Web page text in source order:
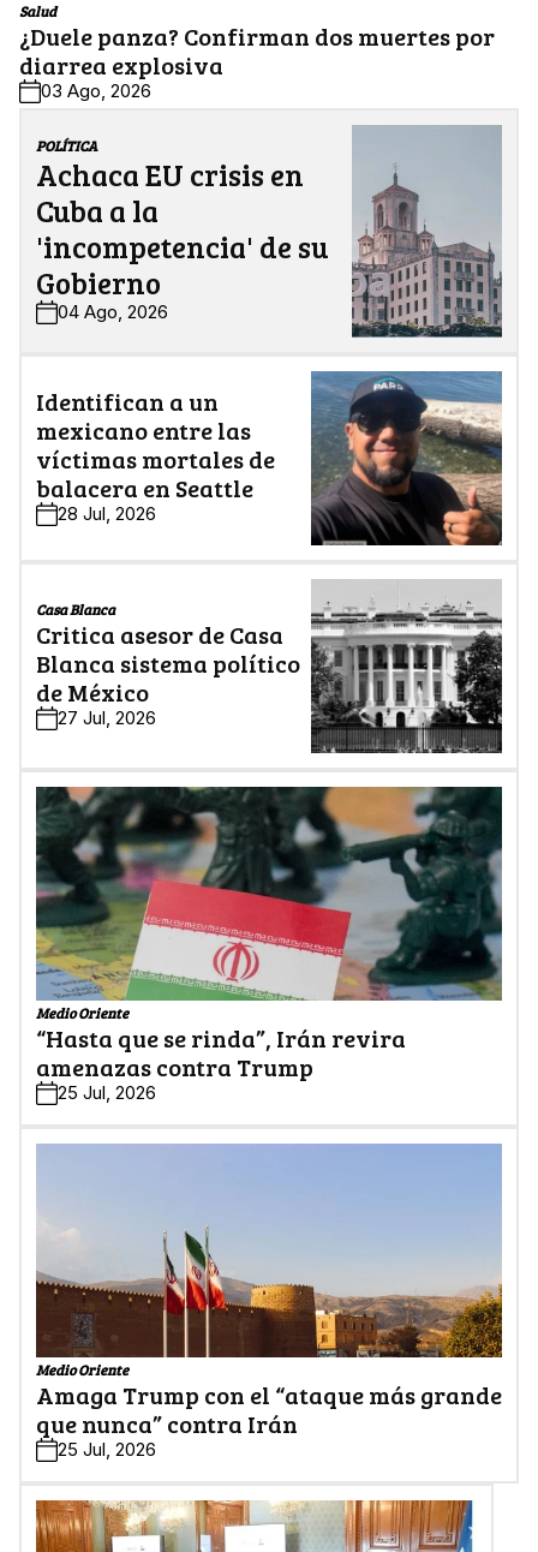
Salud
¿Duele panza? Confirman dos muertes por
diarrea explosiva
03 Ago, 2026
POLÍTICA
Achaca EU crisis en
Cuba a la
'incompetencia' de su
Gobierno
04 Ago, 2026
Identifican a un
mexicano entre las
víctimas mortales de
balacera en Seattle
28 Jul, 2026
Casa Blanca
Critica asesor de Casa
Blanca sistema político
de México
27 Jul, 2026
Medio Oriente
“Hasta que se rinda”, Irán revira
amenazas contra Trump
25 Jul, 2026
Medio Oriente
Amaga Trump con el “ataque más grande
que nunca” contra Irán
25 Jul, 2026